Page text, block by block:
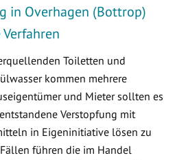
in Overhagen (Bottrop)
Toiletten und
kommen mehrere
und Mieter sollten es
Verstopfung mit
in Eigeninitiative lösen zu
führen die im Handel